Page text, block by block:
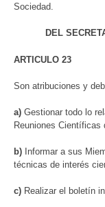
Sociedad.
DEL
ARTICULO 23
Son atribuciones y
a) Gestionar todo lo
Reuniones Científicas
b) Informar a sus
técnicas de interés
c) Realizar el boletín